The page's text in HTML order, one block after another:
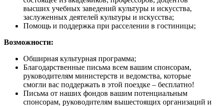
высших учебных заведений культуры и искусства,
заслуженных деятелей культуры и искусства;
Помощь и поддержка при расселении в гостиницы;
Возможности:
Обширная культурная программа;
Благодарственные письма всем вашим спонсорам,
руководителям министерств и ведомства, которые
смогли вас поддержать в этой поездке – бесплатно!
Письма от наших фондов вашим потенциальным
спонсорам, руководителям вышестоящих организаций и